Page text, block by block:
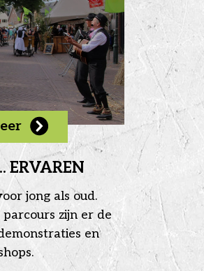
ERVAREN
jong als oud.
zijn er de
en